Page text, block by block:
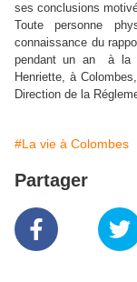
ses conclusions
Toute personne
connaissance du
pendant un an à la
Henriette, à
Direction de la
#La vie à Colombes
Partager